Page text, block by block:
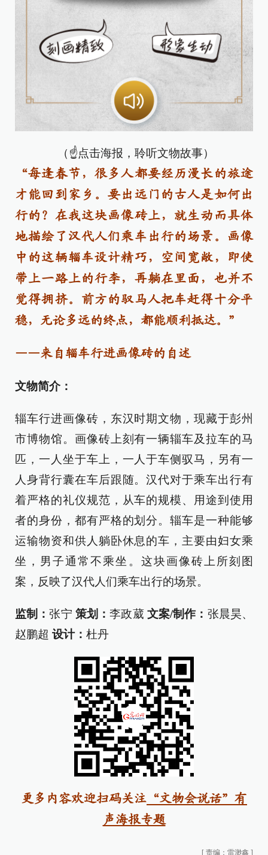
（☝点击海报，聆听文物故事）
“每逢春节，很多人都要经历漫长的旅途
才能回到家乡。要出远门的古人是如何出
行的？在我这块画像砖上，就生动而具体
地描绘了汉代人们乘车出行的场景。画像
中的这辆辎车设计精巧，空间宽敞，即使
带上一路上的行李，再躺在里面，也并不
觉得拥挤。前方的驭马人把车赶得十分平
稳，无论多远的终点，都能顺利抵达。”
——来自辎车行进画像砖的自述
文物简介：
辎车行进画像砖，东汉时期文物，现藏于彭州
市博物馆。画像砖上刻有一辆辎车及拉车的马
匹，一人坐于车上，一人于车侧驭马，另有一
人身背行囊在车后跟随。汉代对于乘车出行有
着严格的礼仪规范，从车的规模、用途到使用
者的身份，都有严格的划分。辎车是一种能够
运输物资和供人躺卧休息的车，主要由妇女乘
坐，男子通常不乘坐。这块画像砖上所刻图
案，反映了汉代人们乘车出行的场景。
监制：张宁 策划：李政葳 文案/制作： 张晨昊、
赵鹏超 设计： 杜丹
更多内容欢迎扫码关注 “文物会说话”有
声海报专题
[ 责编：雷渺鑫 ]